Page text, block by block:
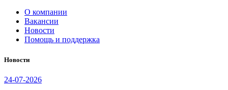
О компании
Вакансии
Новости
Помощь и поддержка
Новости
24-07-2026